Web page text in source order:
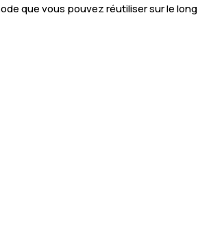
que vous pouvez réutiliser sur le long